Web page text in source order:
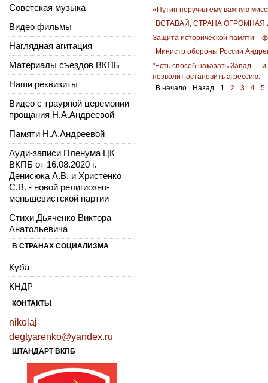
«Путин поручил ему важную
ВСТАВАЙ, СТРАНА ОГРОМНАЯ
Защита исторической памяти –
Министр обороны России
"Есть способ наказать Запад —
позволит остановить агрессию.
В начало
Назад 1 2 3 4 5
Советская музыка
Видео фильмы
Наглядная агитация
Материалы съездов ВКПБ
Наши реквизиты
Видео с траурной церемонии
прощания Н.А.Андреевой
Памяти Н.А.Андреевой
Ауди-записи Пленума ЦК
ВКПБ от 16.08.2020 г.
Денисюка А.В. и Христенко
С.В. - новой религиозно-
меньшевистской партии
Стихи Дьяченко Виктора
Анатольевича
В СТРАНАХ СОЦИАЛИЗМА
Куба
КНДР
КОНТАКТЫ
nikolaj-
degtyarenko@yandex.ru
ШТАНДАРТ ВКПБ